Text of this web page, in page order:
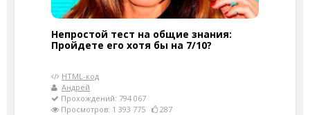
Непростой тест на общие знания:
Пройдете его хотя бы на 7/10?
HTML-код
Андрей
Прохождений: 794 067
Просмотров: 1 393 775
287